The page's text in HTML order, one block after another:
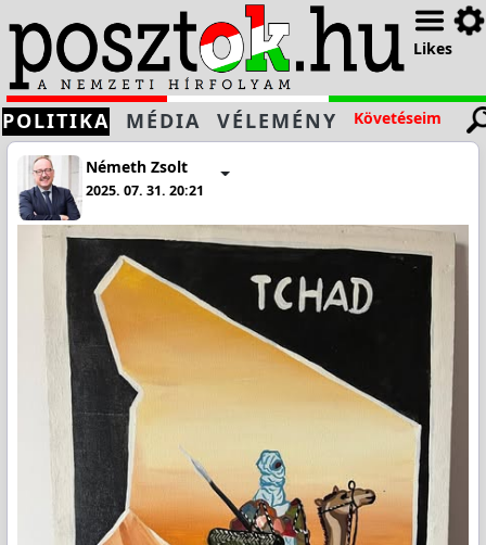
Likes
POLITIKA MÉDIA VÉLEMÉNY Követéseim
Németh Zsolt
2025. 07. 31. 20:21